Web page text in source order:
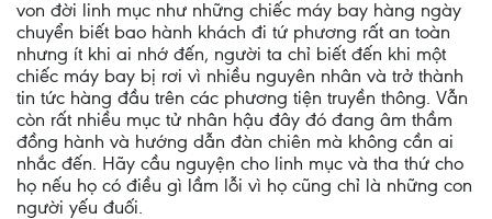
von đời linh mục như những chiếc máy bay hàng ngày
chuyển biết bao hành khách đi tứ phương rất an toàn
nhưng ít khi ai nhớ đến, người ta chỉ biết đến khi một
chiếc máy bay bị rơi vì nhiều nguyên nhân và trở thành
tin tức hàng đầu trên các phương tiện truyền thông. Vẫn
còn rất nhiều mục tử nhân hậu đây đó đang âm thầm
đồng hành và hướng dẫn đàn chiên mà không cần ai
nhắc đến. Hãy cầu nguyện cho linh mục và tha thứ cho
họ nếu họ có điều gì lầm lỗi vì họ cũng chỉ là những con
người yếu đuối.